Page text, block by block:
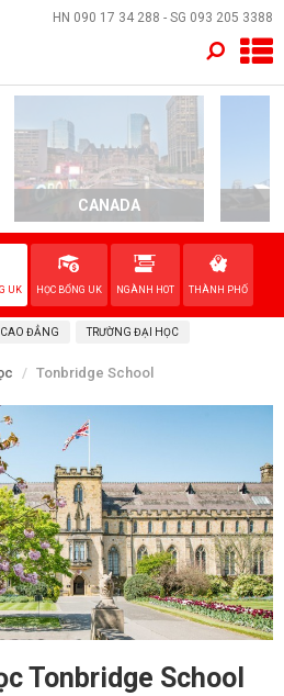
HN 090 17 34 288 - SG 093 205 3388
CANADA
UK HỌC BỔNG UK NGÀNH HOT THÀNH PHỐ
ĐẲNG TRƯỜNG ĐẠI HỌC
Tonbridge School
Tonbridge School
×